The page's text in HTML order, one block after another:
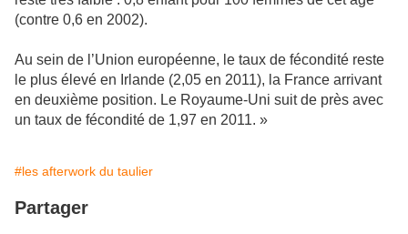
(contre 0,6 en 2002).
Au sein de l’Union européenne, le taux de fécondité reste
le plus élevé en Irlande (2,05 en 2011), la France arrivant
en deuxième position. Le Royaume-Uni suit de près avec
un taux de fécondité de 1,97 en 2011. »
#les afterwork du taulier
Partager